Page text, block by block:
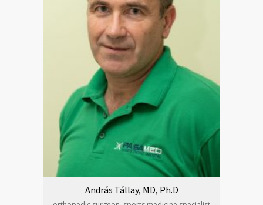
András Tállay, MD, Ph.D